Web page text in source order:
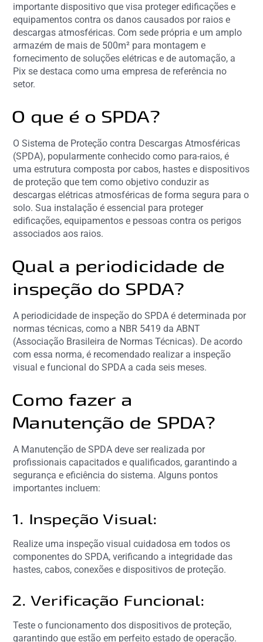
importante dispositivo que visa proteger edificações e
equipamentos contra os danos causados por raios e
descargas atmosféricas. Com sede própria e um amplo
armazém de mais de 500m² para montagem e
fornecimento de soluções elétricas e de automação, a
Pix se destaca como uma empresa de referência no
setor.
O que é o SPDA?
O Sistema de Proteção contra Descargas Atmosféricas
(SPDA), popularmente conhecido como para-raios, é
uma estrutura composta por cabos, hastes e dispositivos
de proteção que tem como objetivo conduzir as
descargas elétricas atmosféricas de forma segura para o
solo. Sua instalação é essencial para proteger
edificações, equipamentos e pessoas contra os perigos
associados aos raios.
Qual a periodicidade de
inspeção do SPDA?
A periodicidade de inspeção do SPDA é determinada por
normas técnicas, como a NBR 5419 da ABNT
(Associação Brasileira de Normas Técnicas). De acordo
com essa norma, é recomendado realizar a inspeção
visual e funcional do SPDA a cada seis meses.
Como fazer a
Manutenção de SPDA?
A Manutenção de SPDA deve ser realizada por
profissionais capacitados e qualificados, garantindo a
segurança e eficiência do sistema. Alguns pontos
importantes incluem:
1. Inspeção Visual:
Realize uma inspeção visual cuidadosa em todos os
componentes do SPDA, verificando a integridade das
hastes, cabos, conexões e dispositivos de proteção.
2. Verificação Funcional:
Teste o funcionamento dos dispositivos de proteção,
garantindo que estão em perfeito estado de operação.